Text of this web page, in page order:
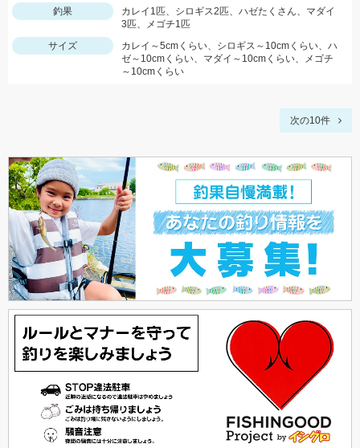
釣果
カレイ1匹、シロギス2匹、ハゼたくさん、マダイ
3匹、メゴチ1匹
サイズ
カレイ～5cmくらい、シロギス～10cmくらい、ハ
ゼ～10cmくらい、マダイ～10cmくらい、メゴチ
～10cmくらい
次の10件